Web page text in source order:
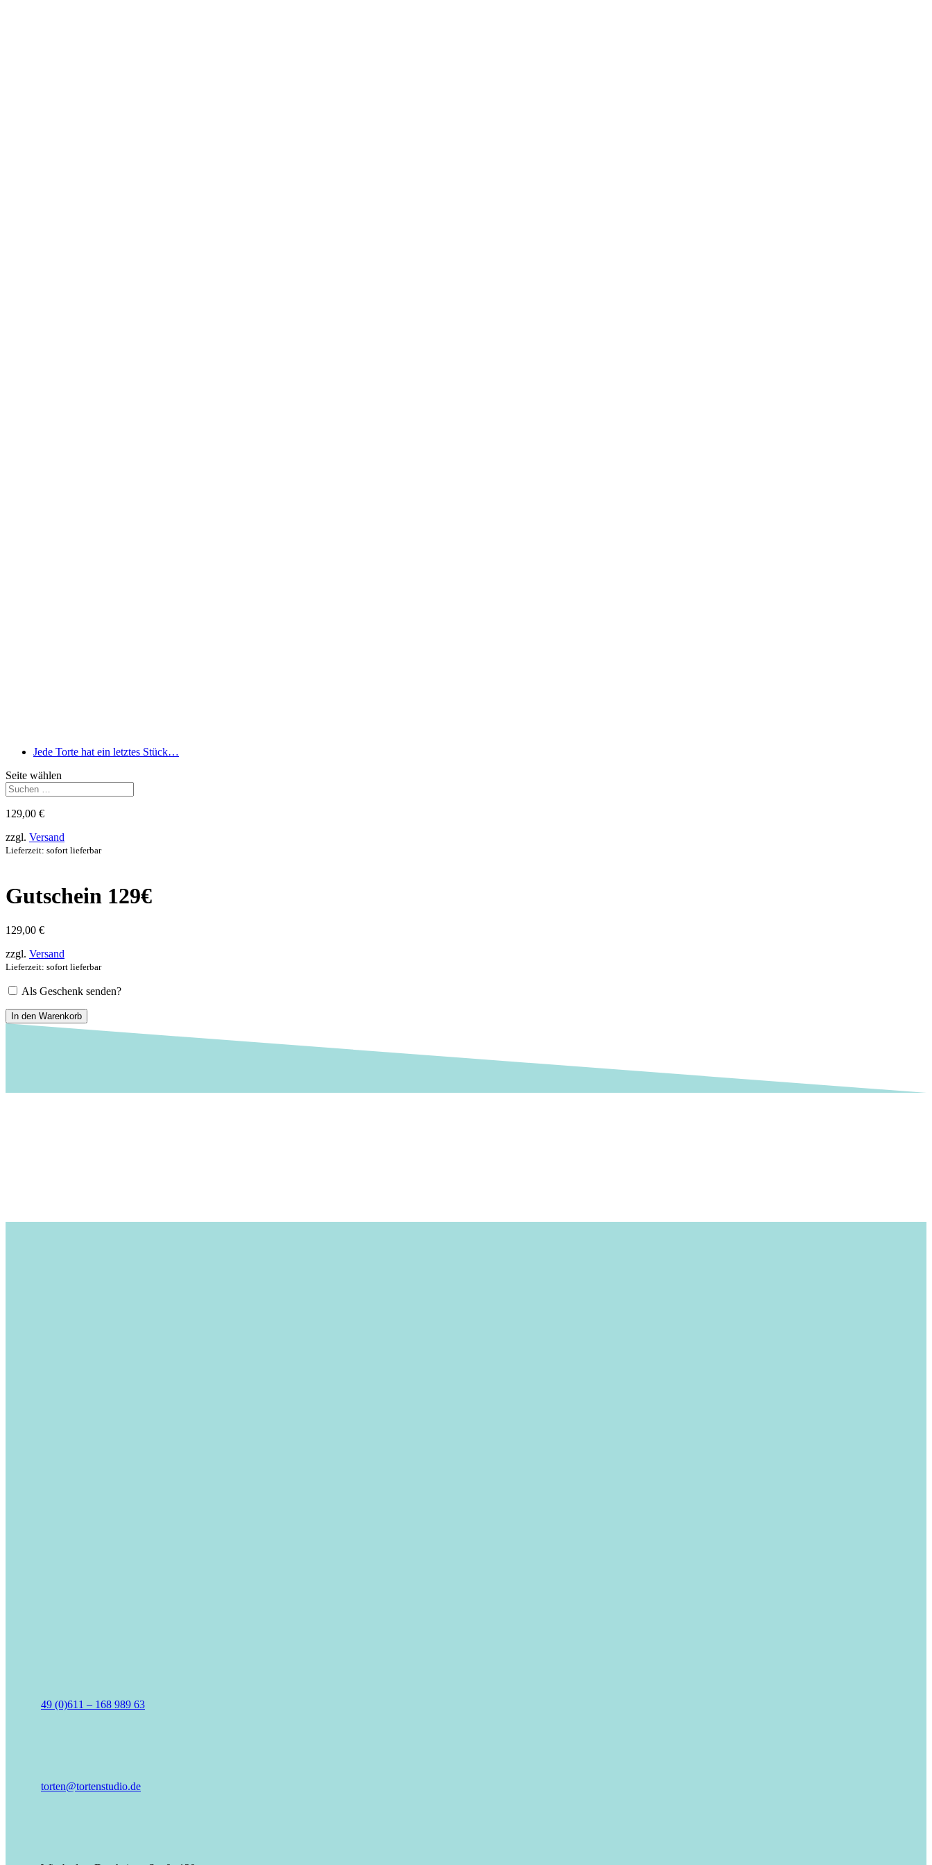
Jede Torte hat ein letztes Stück…
Seite wählen
129,00 €
zzgl. Versand
Lieferzeit: sofort lieferbar
Gutschein 129€
129,00 €
zzgl. Versand
Lieferzeit: sofort lieferbar
Als Geschenk senden?
Gutschein
129€
In den Warenkorb
49 (0)611 – 168 989 63
torten@tortenstudio.de